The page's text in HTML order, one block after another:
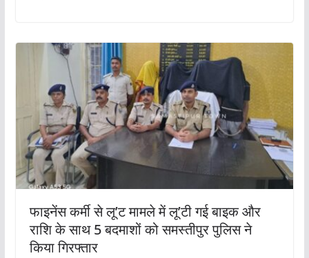
फाइनेंस कर्मी से लू’ट मामले में लू’टी गई बाइक और
राशि के साथ 5 बदमाशों को समस्तीपुर पुलिस ने
किया गिरफ्तार